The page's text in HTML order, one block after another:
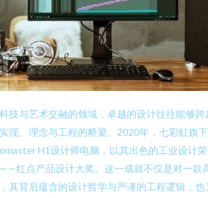
技与艺术交融的领域，卓越的设计往往能够
现、理念与工程的桥梁。2020年，七彩虹旗
H1设计师电脑，以其出色的工业设计
红点产品设计大奖。这一成就不仅是对一款
其背后蕴含的设计哲学与严谨的工程逻辑，也